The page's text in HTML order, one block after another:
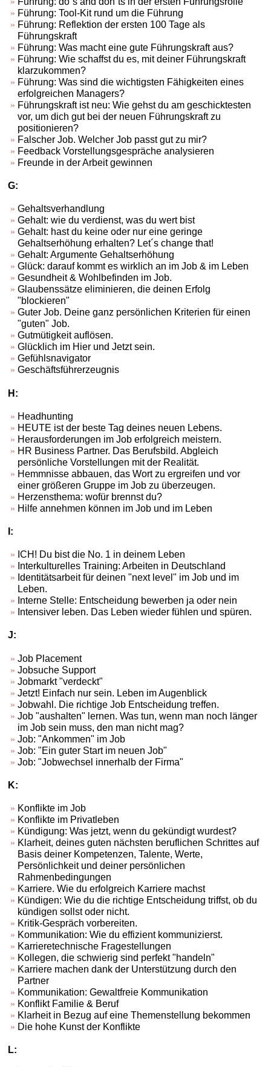
Führung: Tool-Kit rund um die Führung
Führung: Reflektion der ersten 100 Tage als
Führungskraft
Führung: Was macht eine gute Führungskraft aus?
Führung: Wie schaffst du es, mit deiner Führungskraft
klarzukommen?
Führung: Was sind die wichtigsten Fähigkeiten eines
erfolgreichen Managers?
Führungskraft ist neu: Wie gehst du am geschicktesten
vor, um dich gut bei der neuen Führungskraft zu
positionieren?
Falscher Job. Welcher Job passt gut zu mir?
Feedback Vorstellungsgespräche analysieren
Freunde in der Arbeit gewinnen
G:
Gehaltsverhandlung
Gehalt: wie du verdienst, was du wert bist
Gehalt: hast du keine oder nur eine geringe
Gehaltserhöhung erhalten? Let´s change that!
Gehalt: Argumente Gehaltserhöhung
Glück: darauf kommt es wirklich an im Job & im Leben
Gesundheit & Wohlbefinden im Job.
Glaubenssätze eliminieren, die deinen Erfolg
"blockieren"
Guter Job. Deine ganz persönlichen Kriterien für einen
"guten" Job.
Gutmütigkeit auflösen.
Glücklich im Hier und Jetzt sein.
Gefühlsnavigator
Geschäftsführerzeugnis
H:
Headhunting
HEUTE ist der beste Tag deines neuen Lebens.
Herausforderungen im Job erfolgreich meistern.
HR Business Partner. Das Berufsbild. Abgleich
persönliche Vorstellungen mit der Realität.
Hemmnisse abbauen, das Wort zu ergreifen und vor
einer größeren Gruppe im Job zu überzeugen.
Herzensthema: wofür brennst du?
Hilfe annehmen können im Job und im Leben
I:
ICH! Du bist die No. 1 in deinem Leben
Interkulturelles Training: Arbeiten in Deutschland
Identitätsarbeit für deinen "next level" im Job und im
Leben.
Interne Stelle: Entscheidung bewerben ja oder nein
Intensiver leben. Das Leben wieder fühlen und spüren.
J:
Job Placement
Jobsuche Support
Jobmarkt "verdeckt"
Jetzt! Einfach nur sein. Leben im Augenblick
Jobwahl. Die richtige Job Entscheidung treffen.
Job "aushalten" lernen. Was tun, wenn man noch länger
im Job sein muss, den man nicht mag?
Job: "Ankommen" im Job
Job: "Ein guter Start im neuen Job"
Job: "Jobwechsel innerhalb der Firma"
K:
Konflikte im Job
Konflikte im Privatleben
Kündigung: Was jetzt, wenn du gekündigt wurdest?
Klarheit, deines guten nächsten beruflichen Schrittes auf
Basis deiner Kompetenzen, Talente, Werte,
Persönlichkeit und deiner persönlichen
Rahmenbedingungen
Karriere. Wie du erfolgreich Karriere machst
Kündigen: Wie du die richtige Entscheidung triffst, ob du
kündigen sollst oder nicht.
Kritik-Gespräch vorbereiten.
Kommunikation: Wie du effizient kommunizierst.
Karrieretechnische Fragestellungen
Kollegen, die schwierig sind perfekt "handeln"
Karriere machen dank der Unterstützung durch den
Partner
Kommunikation: Gewaltfreie Kommunikation
Konflikt Familie & Beruf
Klarheit in Bezug auf eine Themenstellung bekommen
Die hohe Kunst der Konflikte
L: